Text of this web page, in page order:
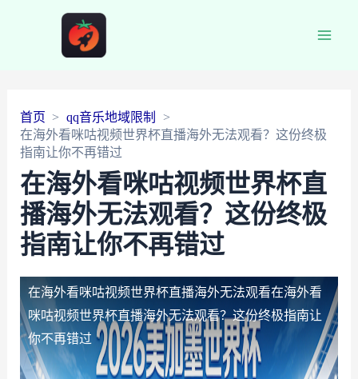
首页
qq音乐地域限制
在海外看咪咕视频世界杯直播海外无法观看？这份终极
指南让你不再错过
在海外看咪咕视频世界杯直
播海外无法观看？这份终极
指南让你不再错过
在海外看咪咕视频世界杯直播海外无法观看在海外看
咪咕视频世界杯直播海外无法观看？这份终极指南让
你不再错过